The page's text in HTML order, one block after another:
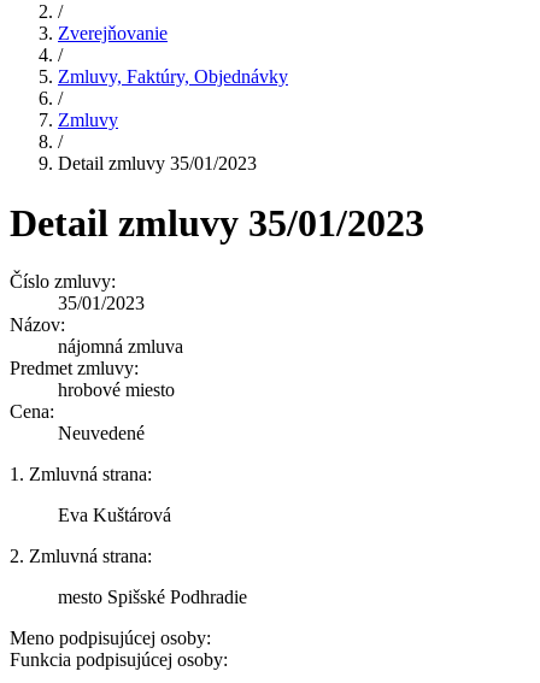
/
Zverejňovanie
/
Zmluvy, Faktúry, Objednávky
/
Zmluvy
/
Detail zmluvy 35/01/2023
Detail zmluvy 35/01/2023
Číslo zmluvy:
35/01/2023
Názov:
nájomná zmluva
Predmet zmluvy:
hrobové miesto
Cena:
Neuvedené
1. Zmluvná strana:
Eva Kuštárová
2. Zmluvná strana:
mesto Spišské Podhradie
Meno podpisujúcej osoby:
Funkcia podpisujúcej osoby: